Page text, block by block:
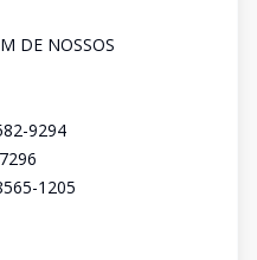
DE NOSSOS
9294
1205